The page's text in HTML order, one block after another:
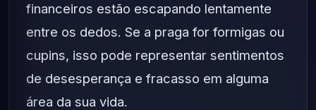
financeiros estão escapando lentamente
entre os dedos. Se a praga for formigas ou
cupins, isso pode representar sentimentos
de desesperança e fracasso em alguma
área da sua vida.